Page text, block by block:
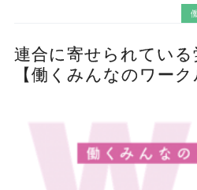
連合に寄せられている
【働くみんなのワーク